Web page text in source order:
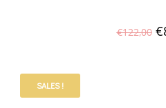
€122,00 €
SALES !